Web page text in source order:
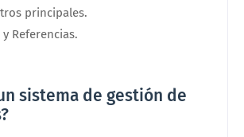
principales.
Referencias.
sistema de gestión de